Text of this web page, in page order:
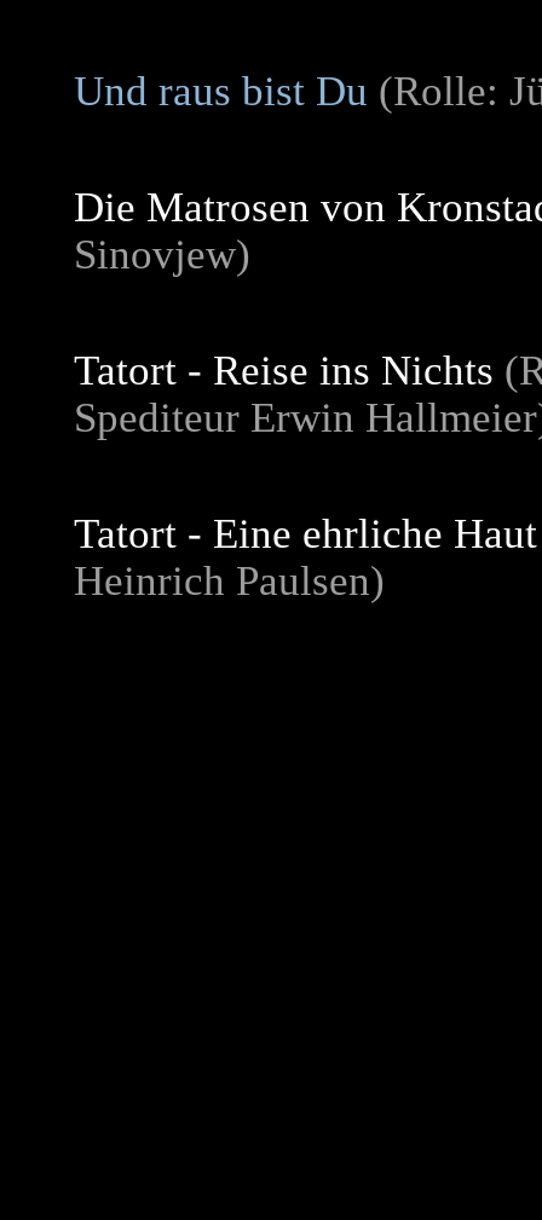
Und raus bist Du (Rolle:
Die Matrosen von
Sinovjew)
Tatort - Reise ins Nichts
Spediteur Erwin
Tatort - Eine ehrliche Haut
Heinrich Paulsen)